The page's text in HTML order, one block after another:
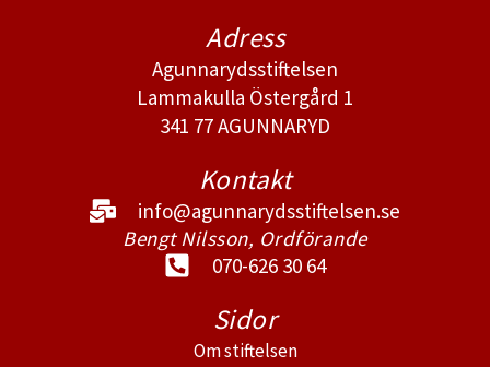
Adress
Agunnarydsstiftelsen
Lammakulla Östergård 1
341 77 AGUNNARYD
Kontakt
info@agunnarydsstiftelsen.se
Bengt Nilsson, Ordförande
070-626 30 64
Sidor
Om stiftelsen